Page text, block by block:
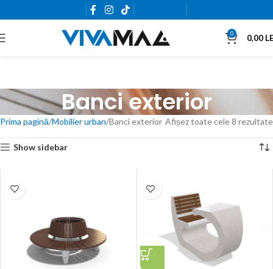
0 0,00
Banci exterior
Prima pagină Mobilier urban Banci exterior Afișez toate cele 8 rezultate
Show sidebar